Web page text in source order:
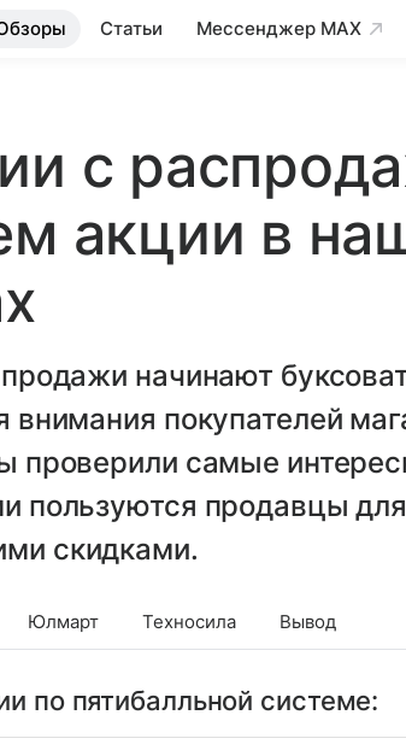
Статьи Мессенджер MAX
с
акции в
начинают
внимания покупателей
проверили самые
пользуются продавцы
скидками.
Юлмарт Техносила Вывод
по пятибалльной системе: